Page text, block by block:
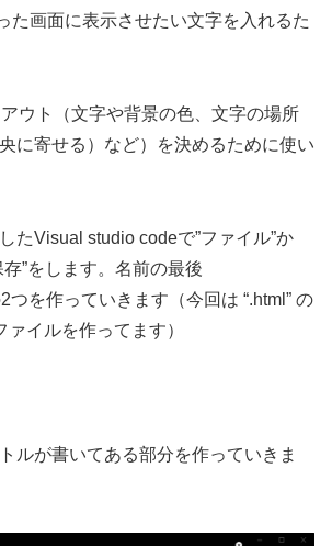
た画面に表示させたい文字を入れるた
ウト（文字や背景の色、文字の場所
に寄せる）など）を決めるために使い
たVisual studio codeで”ファイル”か
”をします。名前の最後
2つを作っていきます（今回は “.html” の
ァイルを作ってます）
ルが書いてある部分を作っていきま